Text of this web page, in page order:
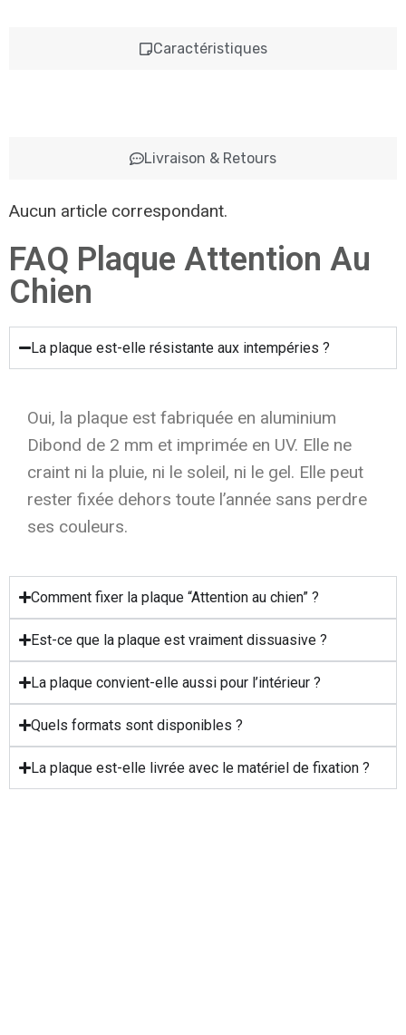
Caractéristiques
Livraison & Retours
Aucun article correspondant.
FAQ Plaque Attention Au
Chien
La plaque est-elle résistante aux intempéries ?
Oui, la plaque est fabriquée en aluminium
Dibond de 2 mm et imprimée en UV. Elle ne
craint ni la pluie, ni le soleil, ni le gel. Elle peut
rester fixée dehors toute l’année sans perdre
ses couleurs.
Comment fixer la plaque “Attention au chien” ?
Est-ce que la plaque est vraiment dissuasive ?
La plaque convient-elle aussi pour l’intérieur ?
Quels formats sont disponibles ?
La plaque est-elle livrée avec le matériel de fixation ?